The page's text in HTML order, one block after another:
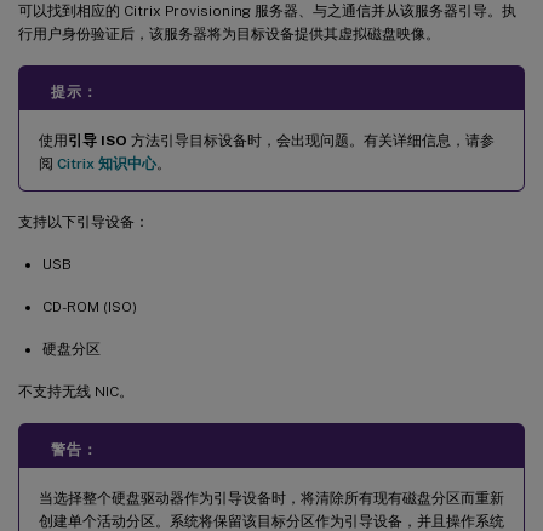
可以找到相应的 Citrix Provisioning 服务器、与之通信并从该服务器引导。执
行用户身份验证后，该服务器将为目标设备提供其虚拟磁盘映像。
提示：
使用引导 ISO 方法引导目标设备时，会出现问题。有关详细信息，请参
阅 Citrix 知识中心。
支持以下引导设备：
USB
CD-ROM (ISO)
硬盘分区
不支持无线 NIC。
警告：
当选择整个硬盘驱动器作为引导设备时，将清除所有现有磁盘分区而重新
创建单个活动分区。系统将保留该目标分区作为引导设备，并且操作系统